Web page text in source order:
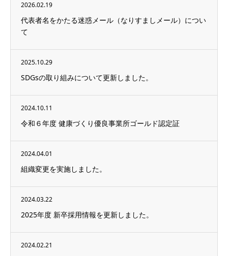
2026.02.19
代表者名をかたる迷惑メール（なりすましメール）につい
て
2025.10.29
SDGsの取り組みについて更新しました。
2024.10.11
令和６年度 健康づくり優良事業所ゴールド認定証
2024.04.01
組織変更を実施しました。
2024.03.22
2025年度 新卒採用情報を更新しました。
2024.02.21